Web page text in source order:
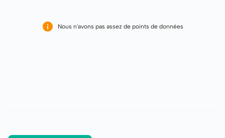
Nous n'avons pas assez de points de données